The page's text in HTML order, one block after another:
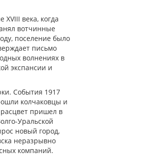
века, когда
вотчинные
поселение было
письмо
волнениях в
экспансии и
События 1917
колчаковцы и
пришел в
Уральской
новый город,
неразрывно
компаний.